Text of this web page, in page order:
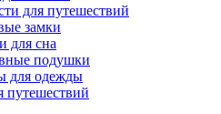
для путешествий
замки
для сна
подушки
для одежды
путешествий